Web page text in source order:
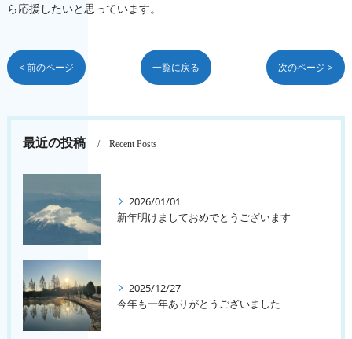
ら応援したいと思っています。
< 前のページ 一覧に戻る 次のページ >
最近の投稿 Recent Posts
2026/01/01
新年明けましておめでとうございます
2025/12/27
今年も一年ありがとうございました